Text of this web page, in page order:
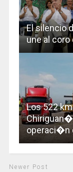
El silencio
une al
Los 522
Chiriguan�
operaci�n
Newer Post